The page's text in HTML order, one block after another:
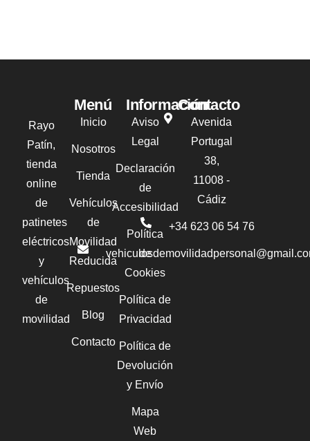
Rayo
Patín,
tienda
online
de
patinetes
eléctricos
y
vehículos
de
movilidad
Menú
Inicio
Nosotros
Tienda
Vehículos
de
Movilidad
Reducida
Repuestos
Blog
Contacto
Información
Aviso
Legal
Declaración
de
Accesibilidad
Política
de
Cookies
Política de
Privacidad
Política de
Devolución
y Envío
Mapa
Web
Contacto
Avenida
Portugal
38,
11008 -
Cádiz
+34 623 06 54 76‬